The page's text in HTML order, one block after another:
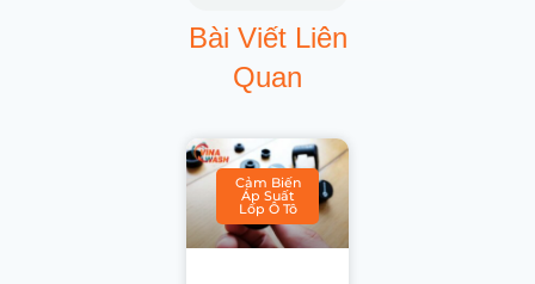
Bài Viết Liên
Quan
Cảm Biến
Áp Suất
Lốp Ô Tô